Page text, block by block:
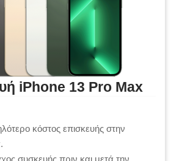
iPhone 13 Pro Max
κόστος επισκευής στην
συσκευής πριν και μετά την